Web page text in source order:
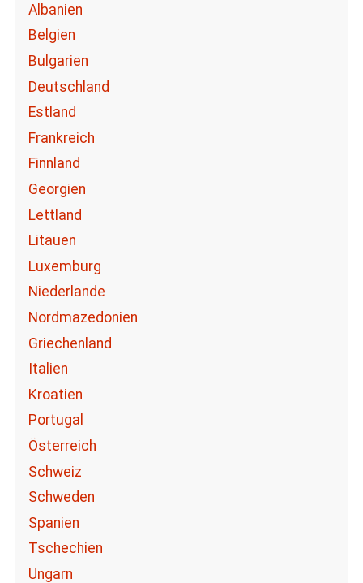
Albanien
Belgien
Bulgarien
Deutschland
Estland
Frankreich
Finnland
Georgien
Lettland
Litauen
Luxemburg
Niederlande
Nordmazedonien
Griechenland
Italien
Kroatien
Portugal
Österreich
Schweiz
Schweden
Spanien
Tschechien
Ungarn